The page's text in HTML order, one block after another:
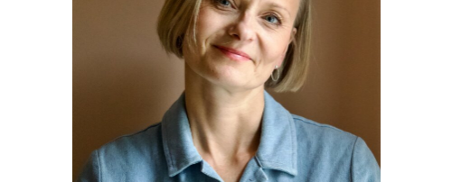
Yhteys- ja lisätiedot
FAQ